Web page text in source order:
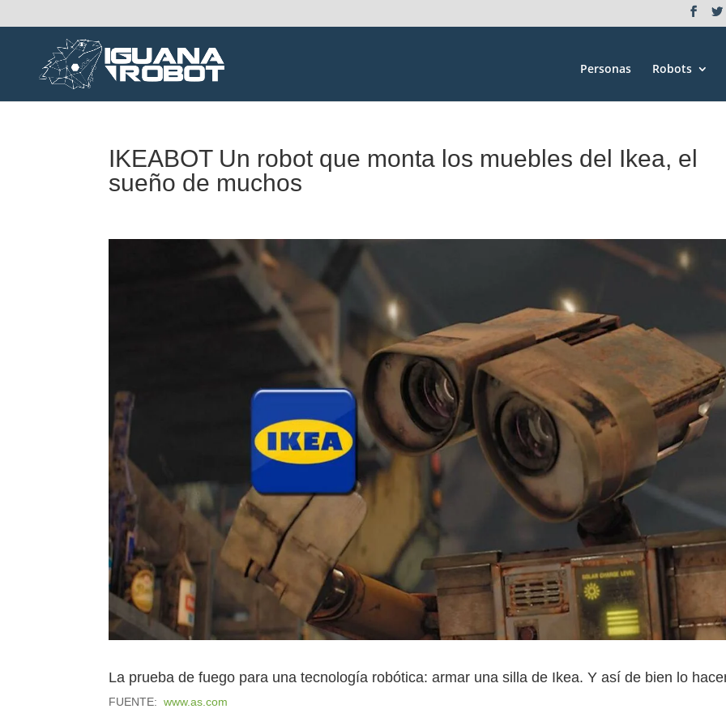
Personas Robots
IKEABOT Un robot que monta los muebles del Ikea, el
sueño de muchos
La prueba de fuego para una tecnología robótica: armar una silla de Ikea. Y así de bien lo
FUENTE:www.as.com